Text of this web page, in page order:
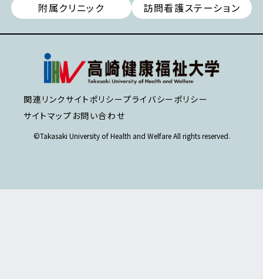
附属クリニック
訪問看護ステーション
関連リンク サイトポリシープライバシーポリシー
サイトマップ お問い合わせ
©Takasaki University of Health and Welfare All rights reserved.